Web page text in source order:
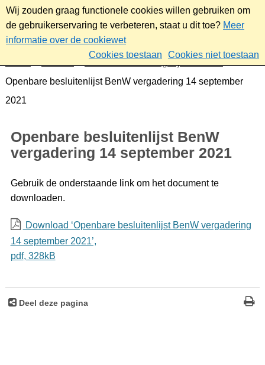
Wij zouden graag functionele cookies willen gebruiken om
de gebruikerservaring te verbeteren, staat u dit toe? Meer
informatie over de cookiewet
Cookies toestaan
Cookies niet toestaan
Gemeenteraad/Dagelijks bestuur
Openbare besluitenlijst BenW vergadering 14 september
2021
Openbare besluitenlijst BenW
vergadering 14 september 2021
Gebruik de onderstaande link om het document te
downloaden.
Download ‘Openbare besluitenlijst BenW vergadering
14 september 2021’,
pdf, 328kB
Deel deze pagina